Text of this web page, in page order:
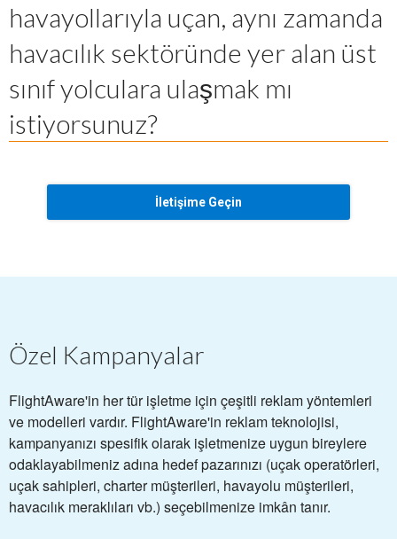
havayollarıyla uçan, aynı zamanda
havacılık sektöründe yer alan üst
sınıf yolculara ulaşmak mı
istiyorsunuz?
İletişime Geçin
Özel Kampanyalar
FlightAware'in her tür işletme için çeşitli reklam yöntemleri
ve modelleri vardır. FlightAware'in reklam teknolojisi,
kampanyanızı spesifik olarak işletmenize uygun bireylere
odaklayabilmeniz adına hedef pazarınızı (uçak operatörleri,
uçak sahipleri, charter müşterileri, havayolu müşterileri,
havacılık meraklıları vb.) seçebilmenize imkân tanır.